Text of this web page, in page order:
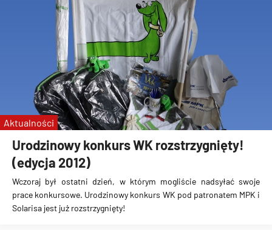
Urodzinowy konkurs WK rozstrzygnięty!
(edycja 2012)
Wczoraj był ostatni dzień, w którym mogliście nadsyłać swoje
prace konkursowe. Urodzinowy konkurs WK pod patronatem MPK i
Solarisa jest już rozstrzygnięty!
Aktualności